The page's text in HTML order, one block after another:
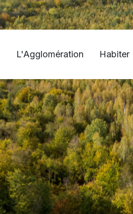
L'Agglomération Habiter